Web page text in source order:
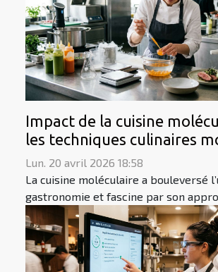
Impact de la cuisine
les techniques culinaires
Lun. 20 avril 2026 18:58
La cuisine moléculaire a bouleversé
gastronomie et fascine par son